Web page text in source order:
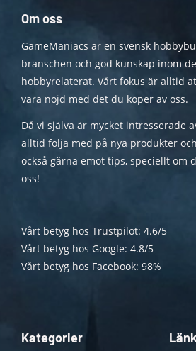
Om oss
GameManiacs är en svensk
branschen och god kunskap inom
hobbyrelaterat. Vårt fokus är alltid
vara nöjd med det du köper av oss.
Då vi själva är mycket intresserade
alltid följa med på nya produkter
också gärna emot tips, speciellt om
oss!
Vårt betyg hos Trustpilot: 4.6/5
Vårt betyg hos Google: 4.8/5
Vårt betyg hos Facebook: 98%
Kategorier